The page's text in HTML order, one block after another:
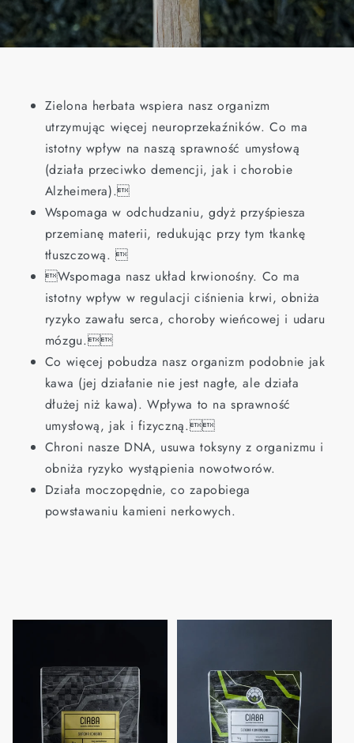
Zielona herbata wspiera nasz organizm
utrzymując więcej neuroprzekaźników. Co ma
istotny wpływ na naszą sprawność umysłową
(działa przeciwko demencji, jak i chorobie
Alzheimera).
Wspomaga w odchudzaniu, gdyż przyśpiesza
przemianę materii, redukując przy tym tkankę
tłuszczową. 
Wspomaga nasz układ krwionośny. Co ma
istotny wpływ w regulacji ciśnienia krwi, obniża
ryzyko zawału serca, choroby wieńcowej i udaru
mózgu.
Co więcej pobudza nasz organizm podobnie jak
kawa (jej działanie nie jest nagłe, ale działa
dłużej niż kawa). Wpływa to na sprawność
umysłową, jak i fizyczną.
Chroni nasze DNA, usuwa toksyny z organizmu i
obniża ryzyko wystąpienia nowotworów.
Działa moczopędnie, co zapobiega
powstawaniu kamieni nerkowych.